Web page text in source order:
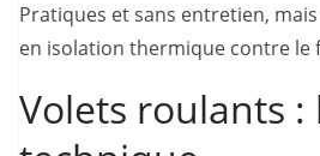
Pratiques et sans entretien,
en isolation thermique contre le
Volets roulants :